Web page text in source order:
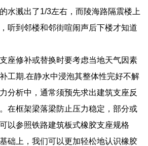
水溅出了1/3左右，而陵海路隔震楼上
听到邻楼和邻街喧闹声后下楼才知道
座修补或替换时要考虑当地天气因素
工期.在静水中浸泡其整体性完好不解
分析中，通常须预先求出建筑支座反
在框架梁落梁防止压力稳定，部分或
以参照铁路建筑板式橡胶支座规格
础上，我们可以更加轻松地认识橡胶